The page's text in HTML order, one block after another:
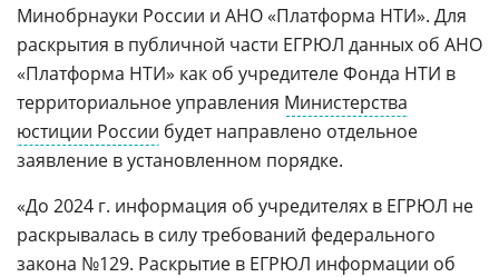
Минобрнауки России и АНО «Платформа НТИ». Для
раскрытия в публичной части ЕГРЮЛ данных об АНО
«Платформа НТИ» как об учредителе Фонда НТИ в
территориальное управления Министерства
юстиции России будет направлено отдельное
заявление в установленном порядке.
«До 2024 г. информация об учредителях в ЕГРЮЛ не
раскрывалась в силу требований федерального
закона №129. Раскрытие в ЕГРЮЛ информации об